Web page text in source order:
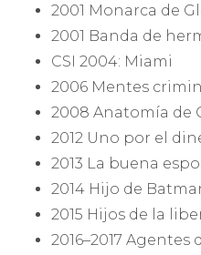
2001 Monarca de
2001 Banda de
CSI 2004: Miami
2006 Mentes
2008 Anatomía de
2012 Uno por el
2013 La buena
2014 Hijo de
2015 Hijos de la
2016–2017 Agentes